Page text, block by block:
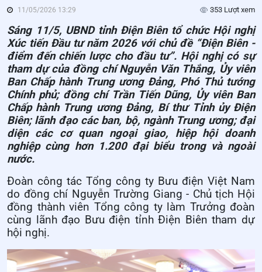
11/05/2026 13:29 353 Lượt xem
Sáng 11/5, UBND tỉnh Điện Biên tổ chức Hội nghị
Xúc tiến Đầu tư năm 2026 với chủ đề “Điện Biên -
điểm đến chiến lược cho đầu tư”. Hội nghị có sự
tham dự của đồng chí Nguyễn Văn Thắng, Ủy viên
Ban Chấp hành Trung ương Đảng, Phó Thủ tướng
Chính phủ; đồng chí Trần Tiến Dũng, Ủy viên Ban
Chấp hành Trung ương Đảng, Bí thư Tỉnh ủy Điện
Biên; lãnh đạo các ban, bộ, ngành Trung ương; đại
diện các cơ quan ngoại giao, hiệp hội doanh
nghiệp cùng hơn 1.200 đại biểu trong và ngoài
nước.
Đoàn công tác Tổng công ty Bưu điện Việt Nam
do đồng chí Nguyễn Trường Giang - Chủ tịch Hội
đồng thành viên Tổng công ty làm Trưởng đoàn
cùng lãnh đạo Bưu điện tỉnh Điện Biên tham dự
hội nghị.